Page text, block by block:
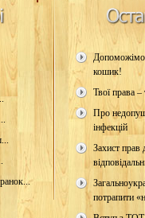
Допоможімо
кошик!
Твої права –
Про
інфекцій
Захист прав
потрапити